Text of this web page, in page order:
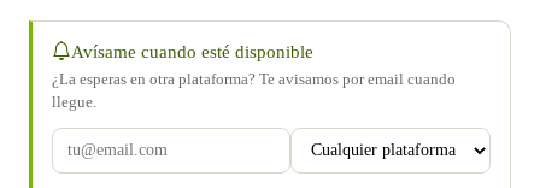
Avísame cuando esté disponible
¿La esperas en otra plataforma? Te avisamos por email cuando
llegue.